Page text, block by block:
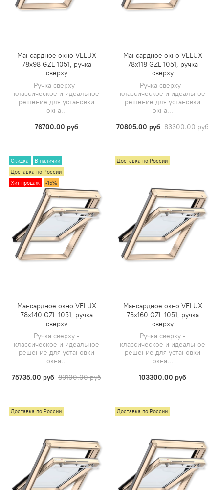
Мансардное окно VELUX
78х98 GZL 1051, ручка
сверху
Ручка сверху -
классическое и идеальное
решение для установки
окна...
76700.00 руб
Мансардное окно VELUX
78х118 GZL 1051, ручка
сверху
Ручка сверху -
классическое и идеальное
решение для установки
окна...
70805.00 руб 83300.00 руб
Скидка
В наличии
Доставка по России
Хит продаж
-15%
Мансардное окно VELUX
78х140 GZL 1051, ручка
сверху
Ручка сверху -
классическое и идеальное
решение для установки
окна...
75735.00 руб 89100.00 руб
Доставка по России
Мансардное окно VELUX
78х160 GZL 1051, ручка
сверху
Ручка сверху -
классическое и идеальное
решение для установки
окна...
103300.00 руб
Доставка по России Доставка по России